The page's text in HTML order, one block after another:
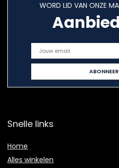
WORD LID VAN ONZE
Snelle links
Home
Alles winkelen